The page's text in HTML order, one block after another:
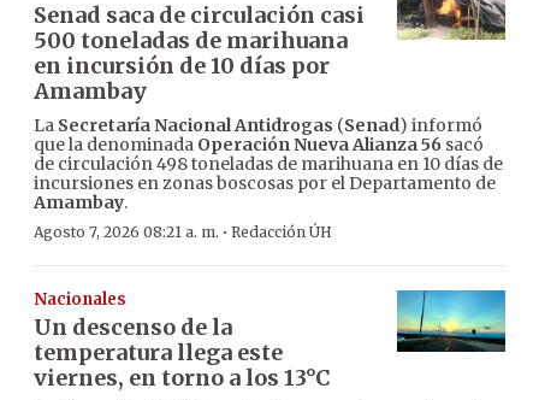
Senad saca de circulación casi
500 toneladas de marihuana
en incursión de 10 días por
Amambay
La Secretaría Nacional Antidrogas (Senad) informó
que la denominada Operación Nueva Alianza 56 sacó
de circulación 498 toneladas de marihuana en 10 días de
incursiones en zonas boscosas por el Departamento de
Amambay.
Agosto 7, 2026 08:21 a. m. · Redacción ÚH
Nacionales
Un descenso de la
temperatura llega este
viernes, en torno a los 13°C